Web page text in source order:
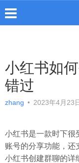
小红书如
错过
zhang • 2023年4月23
小红书是一款时下很
账号的分享功能，还
小红书创建群聊的详